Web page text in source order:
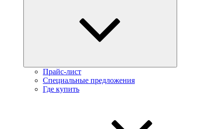
Прайс-лист
Специальные предложения
Где купить